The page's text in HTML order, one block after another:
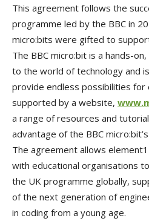
This agreement follows the
programme led by the BBC in
micro:bits were gifted to
The BBC micro:bit is a hands-
to the world of technology and
provide endless possibilities for
supported by a website,
a range of resources and
advantage of the BBC
The agreement allows
with educational organisations
the UK programme globally,
of the next generation of
in coding from a young age.